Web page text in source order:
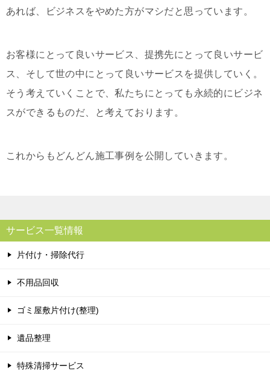
あれば、ビジネスをやめた方がマシだと思っています。
お客様にとって良いサービス、提携先にとって良いサービ
ス、そして世の中にとって良いサービスを提供していく。
そう考えていくことで、私たちにとっても永続的にビジネ
スができるものだ、と考えております。
これからもどんどん施工事例を公開していきます。
サービス一覧情報
片付け・掃除代行
不用品回収
ゴミ屋敷片付け(整理)
遺品整理
特殊清掃サービス